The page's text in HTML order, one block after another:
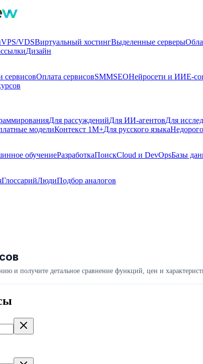
VPS/VDSВиртуальный хостингВыделенные серверы
Дизайн
сервисовОплата сервисовSMMSEOНейросети и ИИE-
Для рассужденийДля ИИ-агентовДля
моделиКонтекст 1M+Для русского языка
обучениеРазработкаПоискCloud и DevOpsБазы
ГлоссарийЛюдиПодбор аналогов
и получите детальное сравнение функций, цен и